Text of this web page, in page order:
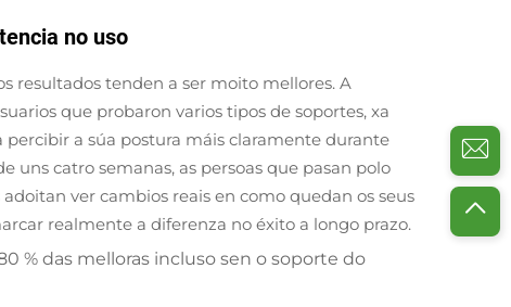
no uso
resultados tenden a ser moito mellores. A
que probaron varios tipos de soportes, xa
percibir a súa postura máis claramente durante
uns catro semanas, as persoas que pasan polo
ver cambios reais en como quedan os seus
realmente a diferenza no éxito a longo prazo.
% das melloras incluso sen o soporte do